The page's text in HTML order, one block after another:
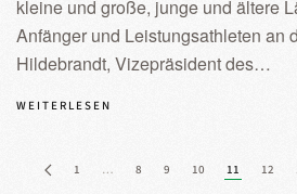
kleine und große, junge und ältere
Anfänger und Leistungsathleten an
Hildebrandt, Vizepräsident des…
WEITERLESEN
1 … 8 9 10 11 12